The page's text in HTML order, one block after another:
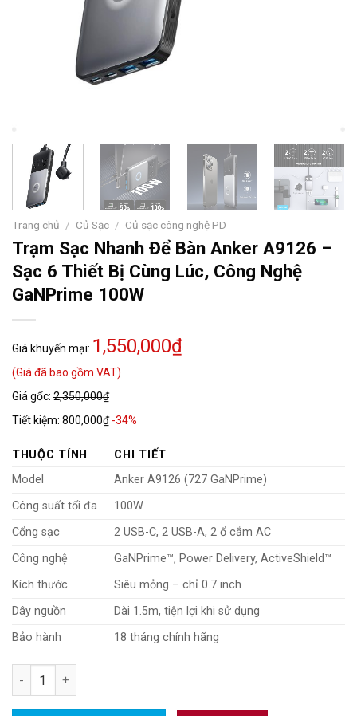
Trang chủ / Củ Sạc / Củ sạc công nghệ PD
Trạm Sạc Nhanh Để Bàn Anker A9126 –
Sạc 6 Thiết Bị Cùng Lúc, Công Nghệ
GaNPrime 100W
Giá khuyến mại: 1,550,000₫
(Giá đã bao gồm VAT)
Giá gốc: 2,350,000₫
Tiết kiệm: 800,000₫ -34%
THUỘC TÍNH
CHI TIẾT
Model
Anker A9126 (727 GaNPrime)
Công suất tối đa
100W
Cổng sạc
2 USB-C, 2 USB-A, 2 ổ cắm AC
Công nghệ
GaNPrime™, Power Delivery, ActiveShield™
Kích thước
Siêu mỏng – chỉ 0.7 inch
Dây nguồn
Dài 1.5m, tiện lợi khi sử dụng
Bảo hành
18 tháng chính hãng